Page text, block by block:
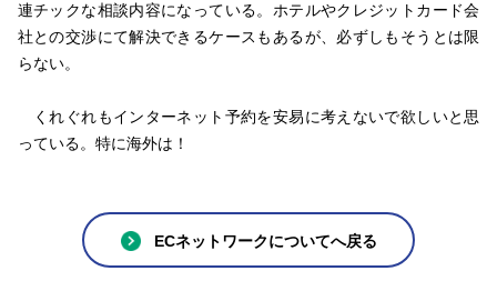
連チックな相談内容になっている。ホテルやクレジットカード会
社との交渉にて解決できるケースもあるが、必ずしもそうとは限
らない。
くれぐれもインターネット予約を安易に考えないで欲しいと思
っている。特に海外は！
ECネットワークについてへ戻る